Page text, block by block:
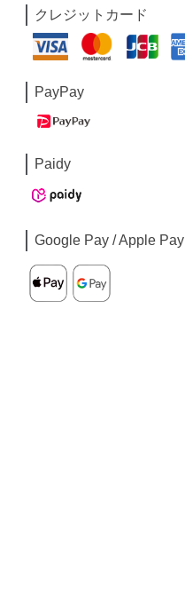
クレジットカード
PayPay
Paidy
Google Pay / Apple Pay